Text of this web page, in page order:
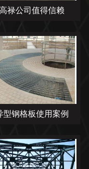
高禄公司值得信赖
型钢格板使用案例